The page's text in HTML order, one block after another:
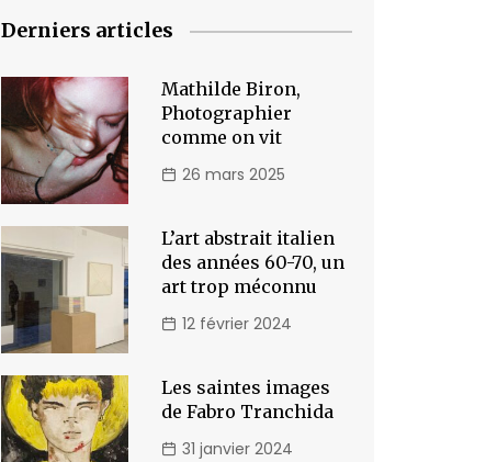
Derniers articles
Mathilde Biron,
Photographier
comme on vit
26 mars 2025
L’art abstrait italien
des années 60-70, un
art trop méconnu
12 février 2024
Les saintes images
de Fabro Tranchida
31 janvier 2024